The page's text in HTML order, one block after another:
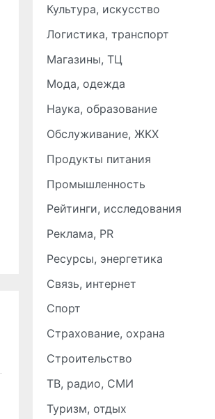
Культура, искусство
Логистика, транспорт
Магазины, ТЦ
Мода, одежда
Наука, образование
Обслуживание, ЖКХ
Продукты питания
Промышленность
Рейтинги, исследования
Реклама, PR
Ресурсы, энергетика
Связь, интернет
Спорт
Страхование, охрана
Строительство
ТВ, радио, СМИ
Туризм, отдых